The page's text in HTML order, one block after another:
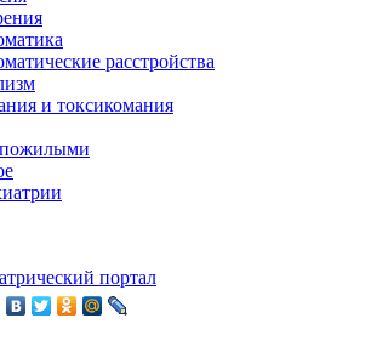
расстройства
и токсикомания
пожилыми
портал